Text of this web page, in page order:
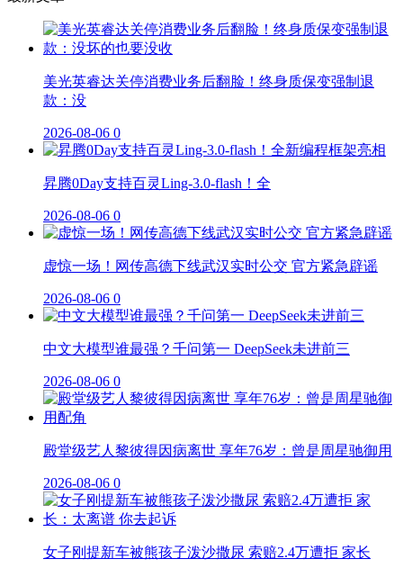
美光英睿达关停消费业务后翻脸！终身质保变强制退
款：没
2026-08-06 0
昇腾0Day支持百灵Ling-3.0-flash！全
2026-08-06 0
虚惊一场！网传高德下线武汉实时公交 官方紧急辟谣
2026-08-06 0
中文大模型谁最强？千问第一 DeepSeek未进前三
2026-08-06 0
殿堂级艺人黎彼得因病离世 享年76岁：曾是周星驰御用
2026-08-06 0
女子刚提新车被熊孩子泼沙撒尿 索赔2.4万遭拒 家长